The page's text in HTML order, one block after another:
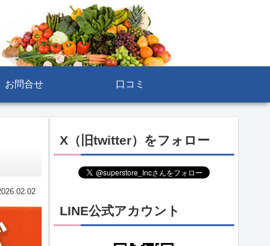
お問合せ 口コミ
X（旧twitter）をフォロー
LINE公式アカウント